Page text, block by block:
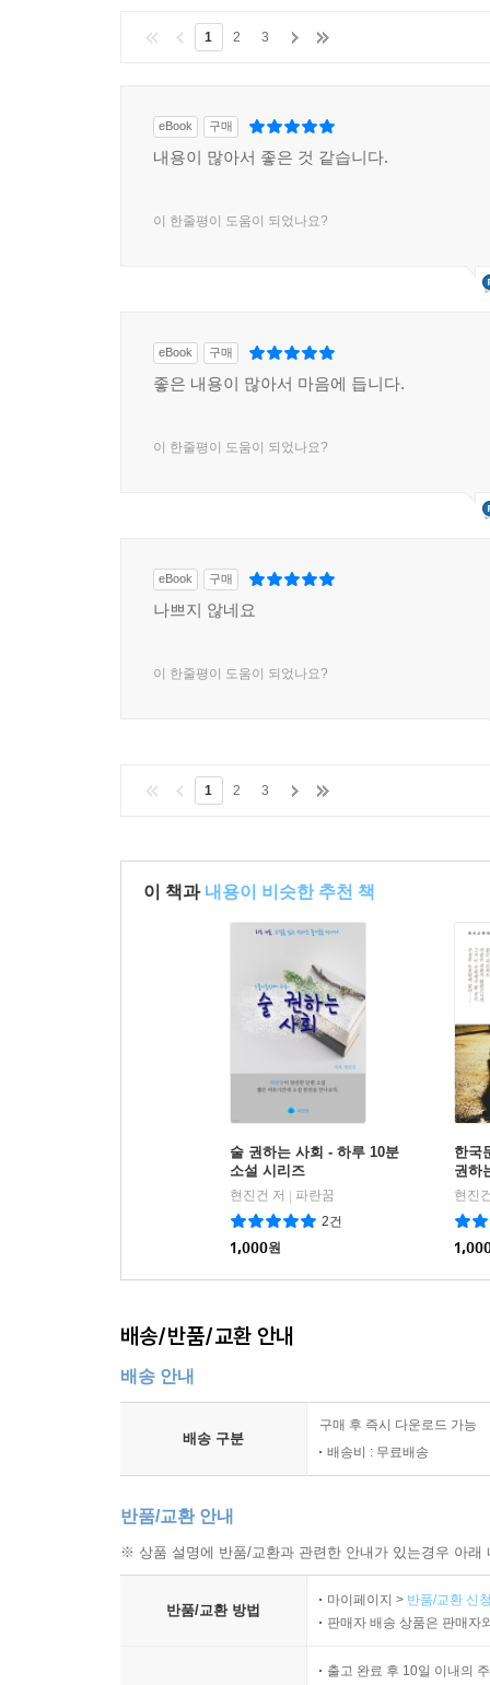
1 2 3
eBook 구매
내용이 많아서 좋은 것 같습니다.
이 한줄평이 도움이 되었나요?
eBook 구매
좋은 내용이 많아서 마음에 듭니다.
이 한줄평이 도움이 되었나요?
eBook 구매
나쁘지 않네요
이 한줄평이 도움이 되었나요?
1 2 3
이 책과 내용이 비슷한 추천 책
술 권하는 사회 - 하루 10분
소설 시리즈
현진건 저
파란꿈
2건
1,000원
한국
권하
현진
배송/반품/교환 안내
배송 안내
배송 구분
구매 후 즉시 다운로드 가능
배송비 : 무료배송
반품/교환 안내
※ 상품 설명에 반품/교환과 관련한 안내가 있는경우 아
반품/교환 방법
마이페이지 > 반품/교환 신
판매자 배송 상품은 판매자
출고 완료 후 10일 이내의